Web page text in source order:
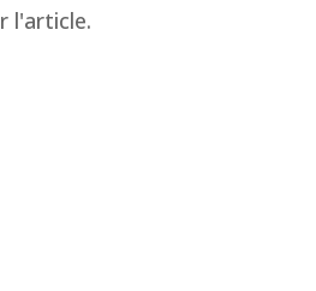
l'article.